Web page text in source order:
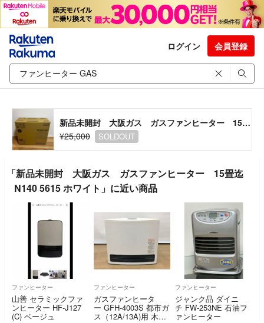
ログイン 会員登録
新品未開封 大阪ガス ガスファンヒーター 15畳迄 N140 5615 ホワイト
¥25,000
SOLDOUT
「新品未開封 大阪ガス ガスファンヒーター 15畳迄
N140 5615 ホワイト」に近い商品
ファンヒーター
山善 セラミックファ
ンヒーター HF-J127
(C) ベージュ
ファンヒーター
ガスファンヒータ
ー GFH-4003S 都市ガ
ス（12A/13A)用 木造1
ファンヒーター
ジャンク品 ダイニ
チ FW-253NE 石油フ
ァンヒーター